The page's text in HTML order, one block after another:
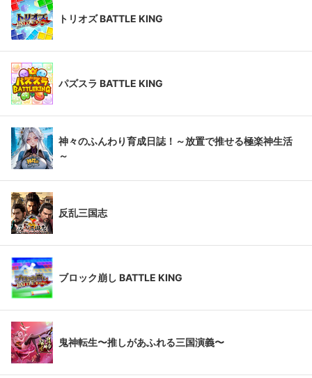
トリオズ BATTLE KING
パズスラ BATTLE KING
神々のふんわり育成日誌！～放置で推せる極楽神生活
～
反乱三国志
ブロック崩し BATTLE KING
鬼神転生〜推しがあふれる三国演義〜